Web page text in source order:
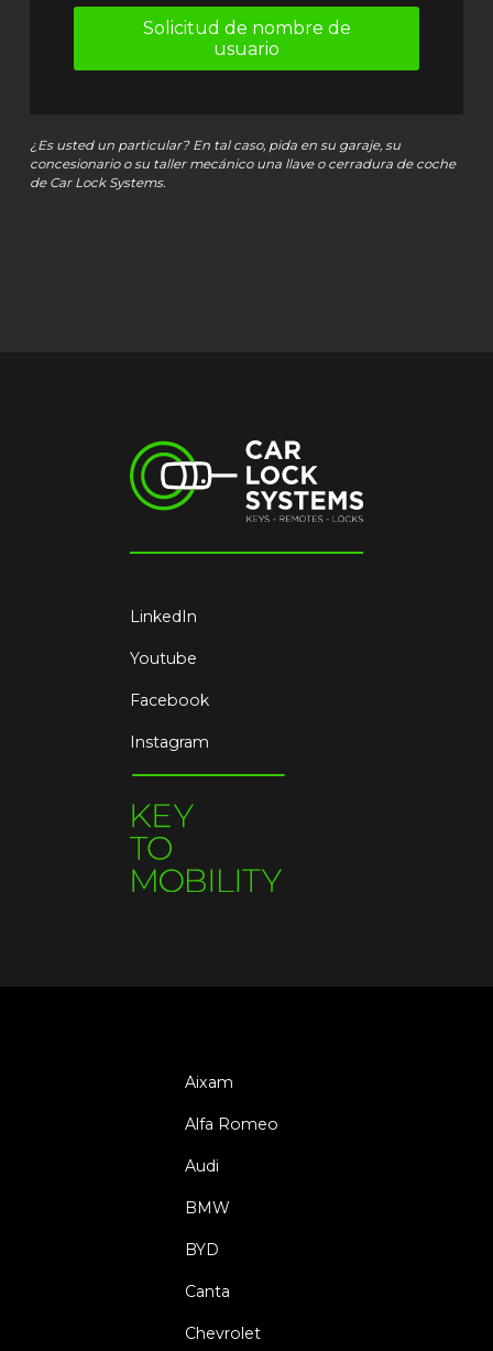
Solicitud de nombre de
usuario
¿Es usted un particular? En tal caso, pida en su garaje, su
concesionario o su taller mecánico una llave o cerradura de coche
de Car Lock Systems.
LinkedIn
Youtube
Facebook
Instagram
Aixam
Alfa Romeo
Audi
BMW
BYD
Canta
Chevrolet